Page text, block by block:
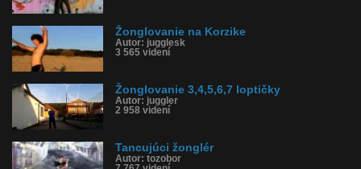
Žonglovanie na Korzike
Autor: jugglesk
3 565 videní
Žonglovanie 3,4,5,6,7 loptičky
Autor: juggler
2 958 videní
Tancujúci žonglér
Autor: tozobor